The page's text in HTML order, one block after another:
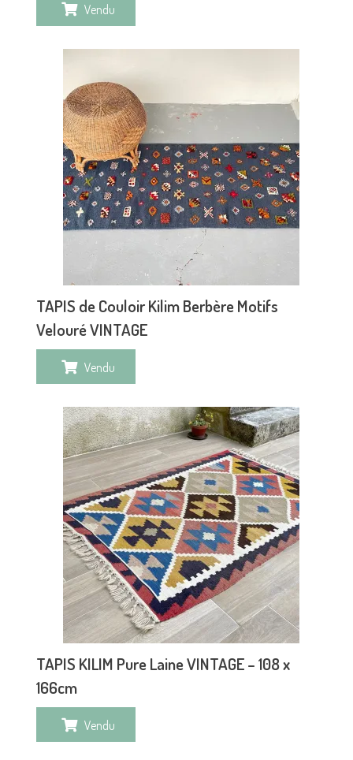
Vendu
TAPIS de Couloir Kilim Berbère Motifs
Velouré VINTAGE
Vendu
TAPIS KILIM Pure Laine VINTAGE – 108 x
166cm
Vendu